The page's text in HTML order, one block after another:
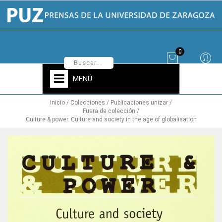
0
MENÚ
Inicio Colecciones
Publicaciones unizar
Fuera de colección
Culture & power. Culture and society in the age of globalisation